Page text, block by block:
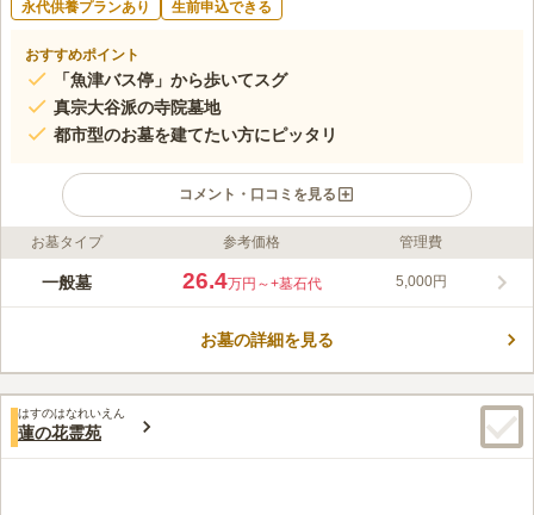
永代供養プランあり 生前申込できる
おすすめポイント
「魚津バス停」から歩いてスグ
真宗大谷派の寺院墓地
都市型のお墓を建てたい方にピッタリ
コメント・口コミを見る
ライフドット編集部のコメント
2016年に開園したばかりの寺院霊園です。 周囲を豊かな緑に囲
らず、草むしりが要らないので、頻繁に足を運べない方でも安心
口コミ評価
みんなの評価
50代男性
墓園の近くには、お店が無くて毎回ホームセンターや花屋さんま
お墓タイプ 参考価格 管理費
一般墓 26.4万円～+墓石代 5,000円
お墓の詳細を見る
はすのはなれいえん
蓮の花霊苑